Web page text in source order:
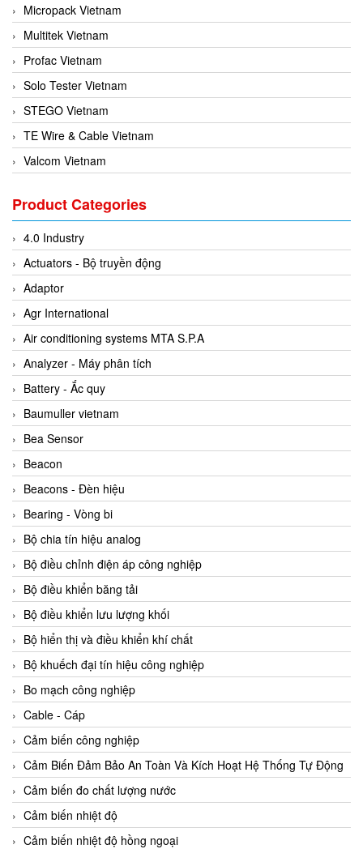
Micropack Vietnam
Multitek Vietnam
Profac Vietnam
Solo Tester Vietnam
STEGO Vietnam
TE Wire & Cable Vietnam
Valcom Vietnam
3CTEST Vietnam
4B VietNam Vietnam
ABB Vietnam
AC Infinity Vietnam
AC&E Telecommunications
AC&T Vietnam
Accepta Vietnam
ACCUMAC Vietnam
AccuWeb Vietnam
Acey
ACOEM Vietnam
ADCA Vietnam
ADFweb Vietnam
Adler Vietnam
Ados Vietnam
Advanced Energy Vietnam
Advantech Vietnam
Agate Vietnam
AGR International Vietnam
Aichi Tokei Denki Vietnam
Aii Vietnam
AIKOH
AINUO Vietnam
AIR MAJOR
Aira Euro Automation
Airtac Vietnam
Product Categories
4.0 Industry
Actuators - Bộ truyền động
Adaptor
Agr International
Air conditioning systems MTA S.P.A
Analyzer - Máy phân tích
Battery - Ắc quy
Baumuller vietnam
Bea Sensor
Beacon
Beacons - Đèn hiệu
Bearing - Vòng bi
Bộ chia tín hiệu analog
Bộ điều chỉnh điện áp công nghiệp
Bộ điều khiển băng tải
Bộ điều khiển lưu lượng khối
Bộ hiển thị và điều khiển khí chất
Bộ khuếch đại tín hiệu công nghiệp
Bo mạch công nghiệp
Cable - Cáp
Cảm biến công nghiệp
Cảm Biến Đảm Bảo An Toàn Và Kích Hoạt Hệ Thống Tự Động
Cảm biến đo chất lượng nước
Cảm biến nhiệt độ
Cảm biến nhiệt độ hồng ngoại